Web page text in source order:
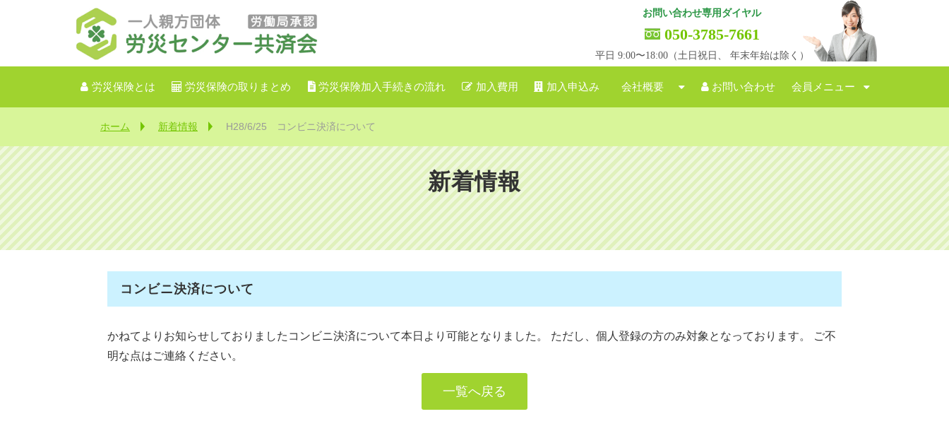
お問い合わせ専用ダイヤル
050-3785-7661
平日 9:00〜18:00（土日祝日、 年末年始は除く）
労災保険とは 労災保険の取りまとめ 労災保険加入手続きの流れ 加入費用 加入申込み 会社概要 お問い合わせ 会員メニュー
ホーム 新着情報 H28/6/25 コンビニ決済について
新着情報
コンビニ決済について
かねてよりお知らせしておりましたコンビニ決済について本日より可能となりました。 ただし、個人登録の方のみ対象となっております。 ご不
明な点はご連絡ください。
一覧へ戻る